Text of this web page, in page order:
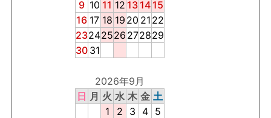
9 10 11 12 13 14 15
16 17 18 19 20 21 22
23242526 272829
30 31
2026年9月
日 月 火 水 木 金 土
1
2 3 4 5